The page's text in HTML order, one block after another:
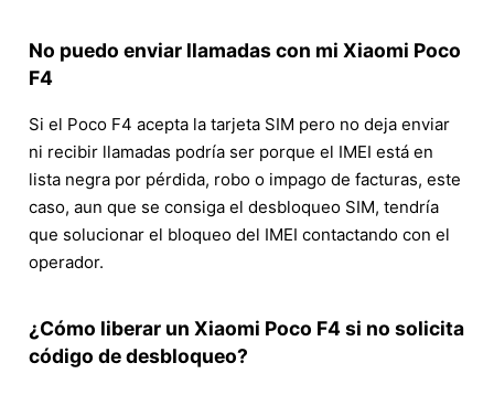
No puedo enviar llamadas con mi Xiaomi Poco
F4
Si el Poco F4 acepta la tarjeta SIM pero no deja enviar
ni recibir llamadas podría ser porque el IMEI está en
lista negra por pérdida, robo o impago de facturas, este
caso, aun que se consiga el desbloqueo SIM, tendría
que solucionar el bloqueo del IMEI contactando con el
operador.
¿Cómo liberar un Xiaomi Poco F4 si no solicita
código de desbloqueo?